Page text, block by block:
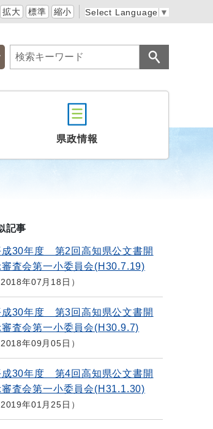
拡大 標準 縮小 Select Language ▼
県政情報
記事
成30年度 第2回高知県公文書開
審査会第一小委員会(H30.7.19)
2018年07月18日
成30年度 第3回高知県公文書開
審査会第一小委員会(H30.9.7)
2018年09月05日
成30年度 第4回高知県公文書開
審査会第一小委員会(H31.1.30)
2019年01月25日